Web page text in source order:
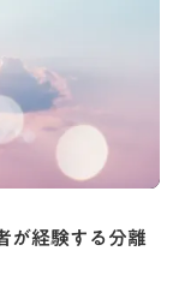
が経験する分離